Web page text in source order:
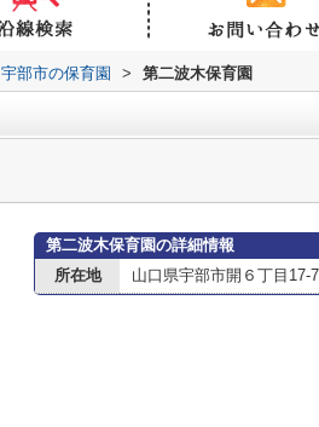
宇部市の保育園 > 第二波木保育園
第二波木保育園の詳細情報
所在地
山口県宇部市開６丁目17-7